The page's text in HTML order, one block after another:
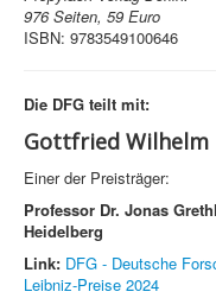
976 Seiten, 59 Euro
ISBN: 9783549100646
Die DFG teilt mit:
Gottfried Wilhelm
Einer der Preisträger:
Professor Dr. Jonas
Heidelberg
Link: DFG - Deutsche
Leibniz-Preise 2024